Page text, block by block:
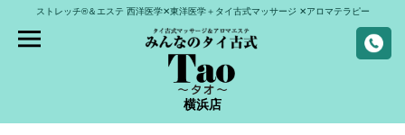
ストレッチ®＆エステ 西洋医学✕東洋医学＋タイ古式マッサージ ✕アロマテラピー
横浜店